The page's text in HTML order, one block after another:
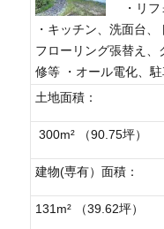
・リ
・キッチン、洗面台
フローリング張替え
修等 ・オール電化、
土地面積：
300m² （90.75坪）
建物(専有）面積：
131m² （39.62坪）